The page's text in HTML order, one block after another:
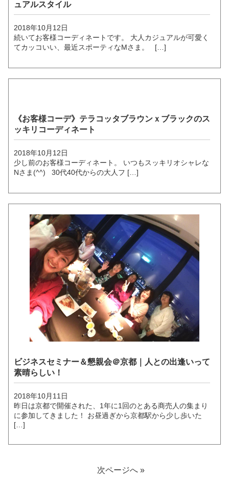
ュアルスタイル
2018年10月12日
続いてお客様コーディネートです。 大人カジュアルが可愛く
てカッコいい、最近スポーティなMさま。 […]
《お客様コーデ》テラコッタブラウンｘブラックのス
ッキリコーディネート
2018年10月12日
少し前のお客様コーディネート。 いつもスッキリオシャレな
Nさま(^^) 30代40代からの大人フ […]
ビジネスセミナー＆懇親会＠京都｜人との出逢いって
素晴らしい！
2018年10月11日
昨日は京都で開催された、1年に1回のとある商売人の集まり
に参加してきました！ お昼過ぎから京都駅から少し歩いた
[…]
次ページへ »